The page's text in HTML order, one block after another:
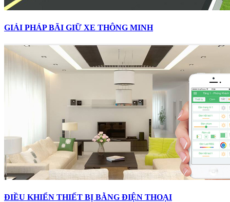
GIẢI PHÁP BÃI GIỮ XE THÔNG MINH
ĐIỀU KHIỂN THIẾT BỊ BẰNG ĐIỆN THOẠI